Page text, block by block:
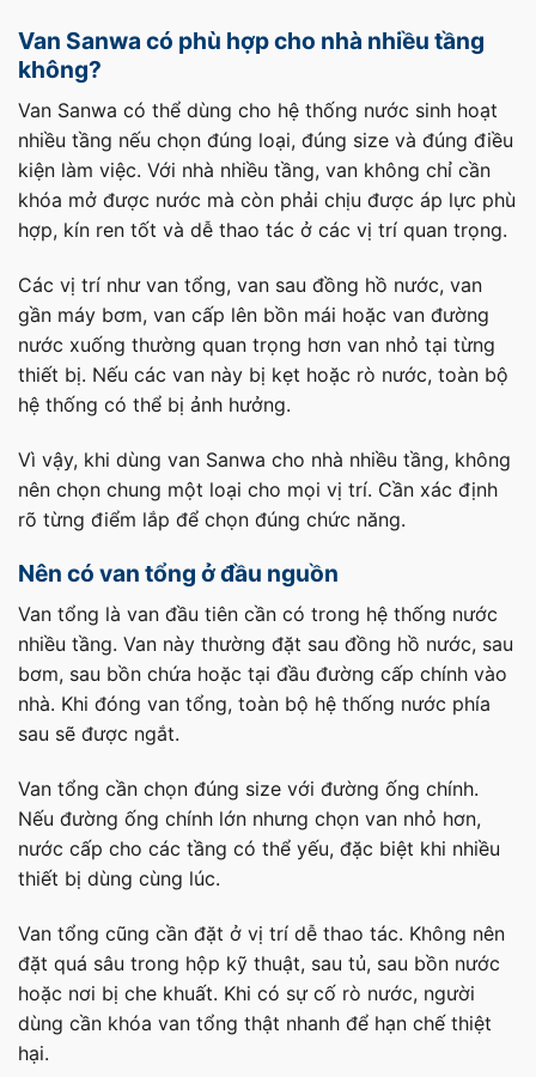
Van Sanwa có phù hợp cho nhà nhiều tầng
không?
Van Sanwa có thể dùng cho hệ thống nước sinh hoạt
nhiều tầng nếu chọn đúng loại, đúng size và đúng điều
kiện làm việc. Với nhà nhiều tầng, van không chỉ cần
khóa mở được nước mà còn phải chịu được áp lực phù
hợp, kín ren tốt và dễ thao tác ở các vị trí quan trọng.
Các vị trí như van tổng, van sau đồng hồ nước, van
gần máy bơm, van cấp lên bồn mái hoặc van đường
nước xuống thường quan trọng hơn van nhỏ tại từng
thiết bị. Nếu các van này bị kẹt hoặc rò nước, toàn bộ
hệ thống có thể bị ảnh hưởng.
Vì vậy, khi dùng van Sanwa cho nhà nhiều tầng, không
nên chọn chung một loại cho mọi vị trí. Cần xác định
rõ từng điểm lắp để chọn đúng chức năng.
Nên có van tổng ở đầu nguồn
Van tổng là van đầu tiên cần có trong hệ thống nước
nhiều tầng. Van này thường đặt sau đồng hồ nước, sau
bơm, sau bồn chứa hoặc tại đầu đường cấp chính vào
nhà. Khi đóng van tổng, toàn bộ hệ thống nước phía
sau sẽ được ngắt.
Van tổng cần chọn đúng size với đường ống chính.
Nếu đường ống chính lớn nhưng chọn van nhỏ hơn,
nước cấp cho các tầng có thể yếu, đặc biệt khi nhiều
thiết bị dùng cùng lúc.
Van tổng cũng cần đặt ở vị trí dễ thao tác. Không nên
đặt quá sâu trong hộp kỹ thuật, sau tủ, sau bồn nước
hoặc nơi bị che khuất. Khi có sự cố rò nước, người
dùng cần khóa van tổng thật nhanh để hạn chế thiệt
hại.